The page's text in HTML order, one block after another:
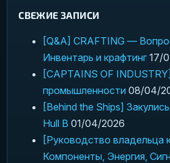
СВЕЖИЕ ЗАПИСИ
[Q&A] CRAFTING —
Инвентарь и крафтинг 17/
[CAPTAINS OF
промышленности 08/04/
[Behind the Ships]
Hull B 01/04/2026
[Руководство владельца
Компоненты, Энергия,